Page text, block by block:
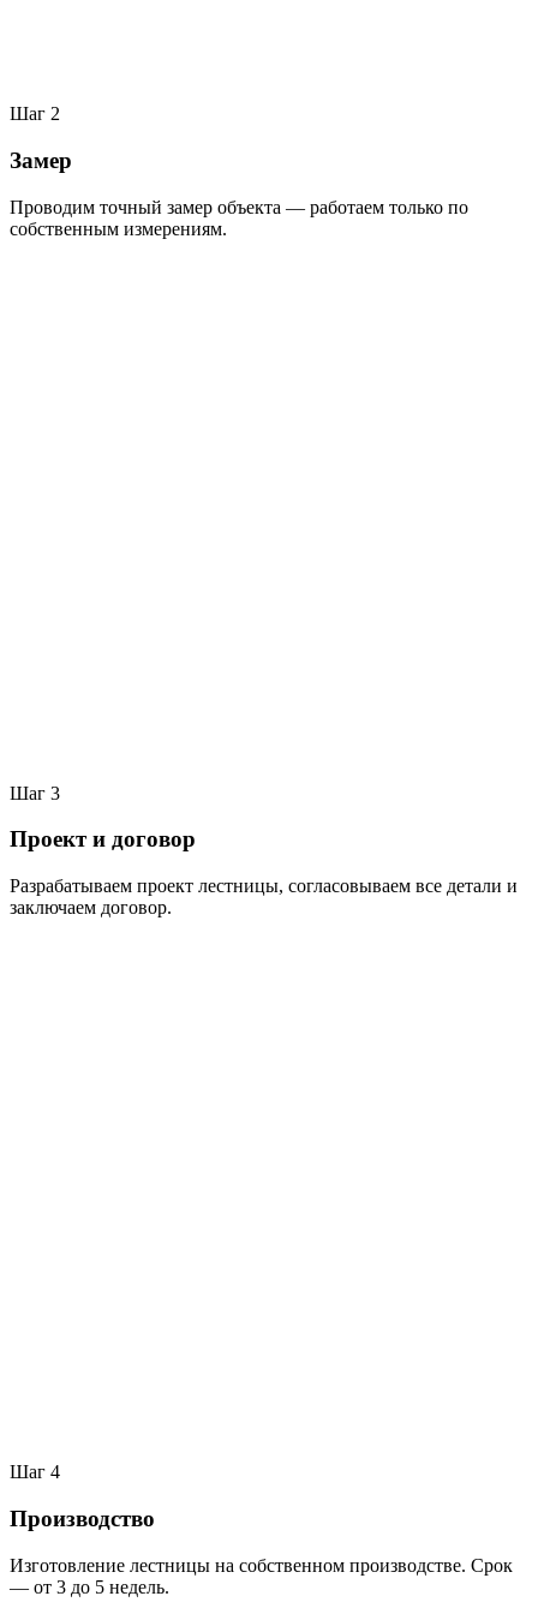
Шаг 2
Замер
Проводим точный замер объекта — работаем только по
собственным измерениям.
Шаг 3
Проект и договор
Разрабатываем проект лестницы, согласовываем все детали и
заключаем договор.
Шаг 4
Производство
Изготовление лестницы на собственном производстве. Срок
— от 3 до 5 недель.